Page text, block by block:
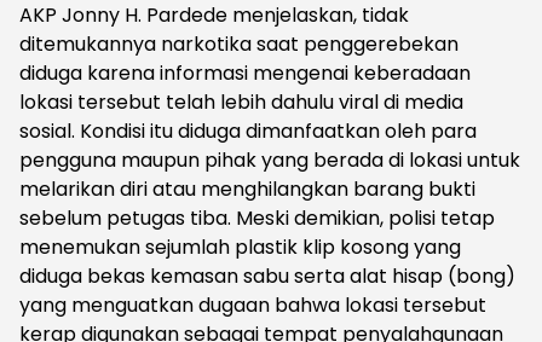
AKP Jonny H. Pardede menjelaskan, tidak
ditemukannya narkotika saat penggerebekan
diduga karena informasi mengenai keberadaan
lokasi tersebut telah lebih dahulu viral di media
sosial. Kondisi itu diduga dimanfaatkan oleh para
pengguna maupun pihak yang berada di lokasi untuk
melarikan diri atau menghilangkan barang bukti
sebelum petugas tiba. Meski demikian, polisi tetap
menemukan sejumlah plastik klip kosong yang
diduga bekas kemasan sabu serta alat hisap (bong)
yang menguatkan dugaan bahwa lokasi tersebut
kerap digunakan sebagai tempat penyalahgunaan